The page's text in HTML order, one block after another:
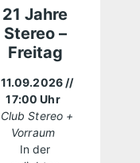
21 Jahre
Stereo –
Freitag
11.09.2026 //
17:00 Uhr
Club Stereo +
Vorraum
In der